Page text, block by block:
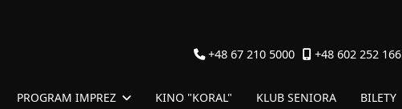
+48 67 210 5000 +48 602 252 166
PROGRAM IMPREZ KINO "KORAL" KLUB SENIORA BILETY